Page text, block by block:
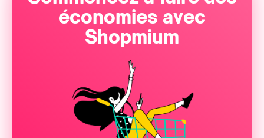
économies avec
Shopmium